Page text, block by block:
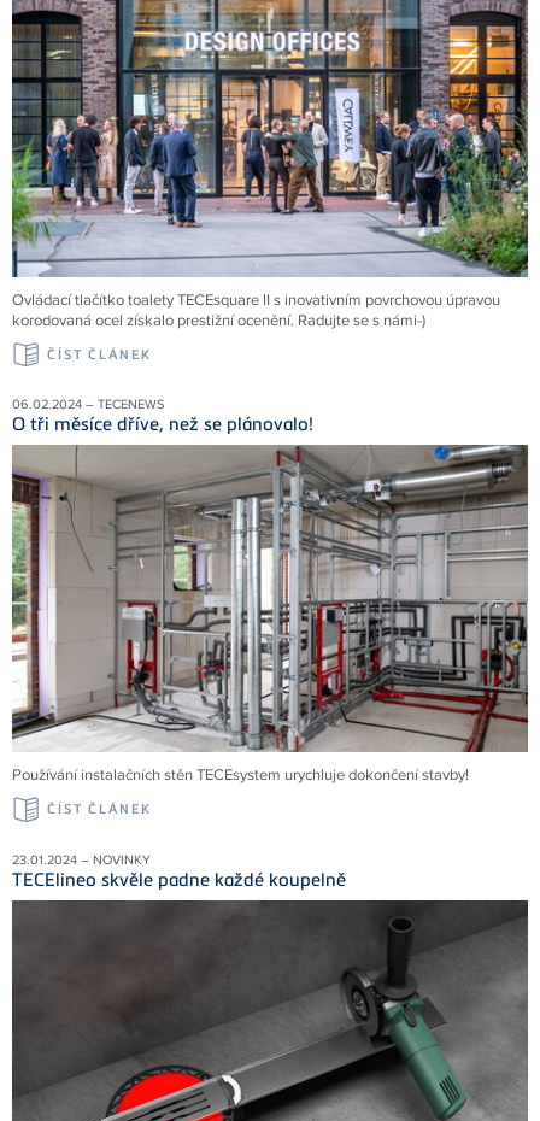
Ovládací tlačítko toalety TECEsquare II s inovativním povrchovou úpravou
korodovaná ocel získalo prestižní ocenění. Radujte se s námi-)
ČÍST ČLÁNEK
06.02.2024 – TECENEWS
O tři měsíce dříve, než se plánovalo!
Používání instalačních stěn TECEsystem urychluje dokončení stavby!
ČÍST ČLÁNEK
23.01.2024 – NOVINKY
TECElineo skvěle padne každé koupelně